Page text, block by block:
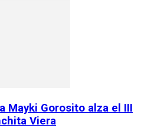
Mayki Gorosito alza el III
Viera